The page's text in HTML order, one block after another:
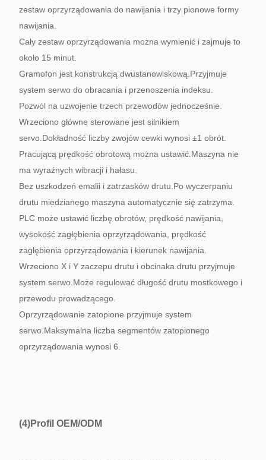
zestaw oprzyrządowania do nawijania i trzy pionowe formy
nawijania.
Cały zestaw oprzyrządowania można wymienić i zajmuje to
około 15 minut.
Gramofon jest konstrukcją dwustanowiskową.Przyjmuje
system serwo do obracania i przenoszenia indeksu.
Pozwól na uzwojenie trzech przewodów jednocześnie.
Wrzeciono główne sterowane jest silnikiem
servo.Dokładność liczby zwojów cewki wynosi ±1 obrót.
Pracującą prędkość obrotową można ustawić.Maszyna nie
ma wyraźnych wibracji i hałasu.
Bez uszkodzeń emalii i zatrzasków drutu.Po wyczerpaniu
drutu miedzianego maszyna automatycznie się zatrzyma.
PLC może ustawić liczbę obrotów, prędkość nawijania,
wysokość zagłębienia oprzyrządowania, prędkość
zagłębienia oprzyrządowania i kierunek nawijania.
Wrzeciono X i Y zaczepu drutu i obcinaka drutu przyjmuje
system serwo.Może regulować długość drutu mostkowego i
przewodu prowadzącego.
Oprzyrządowanie zatopione przyjmuje system
serwo.Maksymalna liczba segmentów zatopionego
oprzyrządowania wynosi 6.
(4)Profil OEM/ODM